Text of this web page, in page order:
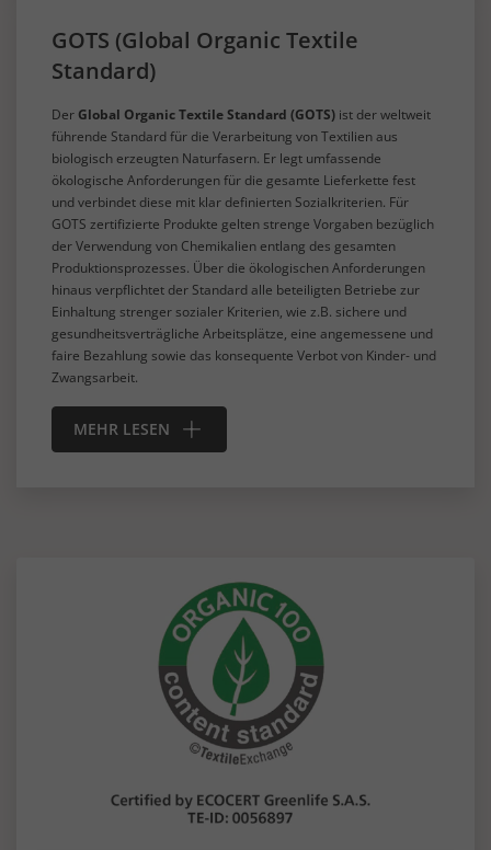
GOTS (Global Organic Textile
Standard)
Der Global Organic Textile Standard (GOTS) ist der weltweit
führende Standard für die Verarbeitung von Textilien aus
biologisch erzeugten Naturfasern. Er legt umfassende
ökologische Anforderungen für die gesamte Lieferkette fest
und verbindet diese mit klar definierten Sozialkriterien. Für
GOTS zertifizierte Produkte gelten strenge Vorgaben bezüglich
der Verwendung von Chemikalien entlang des gesamten
Produktionsprozesses. Über die ökologischen Anforderungen
hinaus verpflichtet der Standard alle beteiligten Betriebe zur
Einhaltung strenger sozialer Kriterien, wie z.B. sichere und
gesundheitsverträgliche Arbeitsplätze, eine angemessene und
faire Bezahlung sowie das konsequente Verbot von Kinder- und
Zwangsarbeit.
MEHR LESEN